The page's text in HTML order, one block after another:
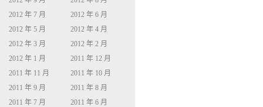
2012 年 7 月
2012 年 6 月
2012 年 5 月
2012 年 4 月
2012 年 3 月
2012 年 2 月
2012 年 1 月
2011 年 12 月
2011 年 11 月
2011 年 10 月
2011 年 9 月
2011 年 8 月
2011 年 7 月
2011 年 6 月